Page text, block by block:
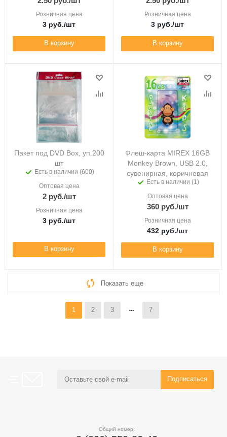
Розничная цена
3 руб./шт
В корзину
Розничная цена
3 руб./шт
В корзину
Пакет под DVD Box, уп.200
шт
Есть в наличии (600)
Оптовая цена
2руб./шт
Розничная цена
3 руб./шт
В корзину
Флеш-карта MIREX 16GB
Monkey Brown, USB 2.0,
сувенирная, коричневая
Есть в наличии (1)
Оптовая цена
360руб./шт
Розничная цена
432 руб./шт
В корзину
Показать еще
1 2 3 7
Общий номер: